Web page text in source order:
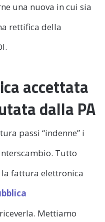
una nuova in cui sia
rettifica della
accettata
dalla PA
passi “indenne” i
Tutto
fattura elettronica
Mettiamo